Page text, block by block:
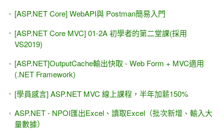
[ASP.NET Core] WebAPI與 Postman簡易入門
[ASP.NET Core MVC] 01-2A 初學者的第二堂課(採用
VS2019)
[ASP.NET]OutputCache輸出快取 - Web Form + MVC適用
(.NET Framework)
[學員感言] ASP.NET MVC 線上課程，半年加薪150%
ASP.NET - NPOI匯出Excel、讀取Excel（批次新增、輸入大
量數據）